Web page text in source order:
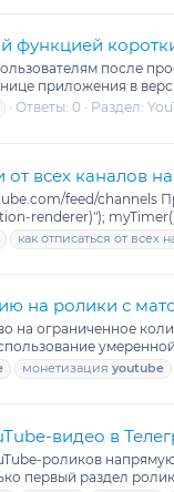
функцией
после
приложения в
Ответы: 0 Раздел:
всех каналов
feed/channels
renderer)");
как отписаться от всех
на ролики с
на ограниченное
монетизация youtube
видео в
роликов
первый раздел